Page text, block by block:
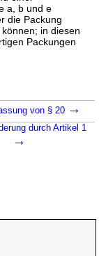
a, b und e
die Packung
in diesen
Packungen
von § 20 →
durch Artikel 1
→